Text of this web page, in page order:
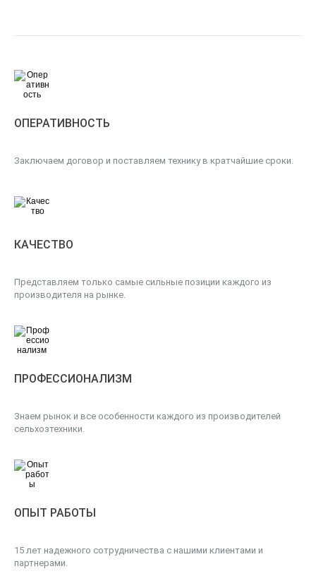
ОПЕРАТИВНОСТЬ
Заключаем договор и поставляем технику в кратчайшие сроки.
КАЧЕСТВО
Представляем только самые сильные позиции каждого из
производителя на рынке.
ПРОФЕССИОНАЛИЗМ
Знаем рынок и все особенности каждого из производителей
сельхозтехники.
ОПЫТ РАБОТЫ
15 лет надежного сотрудничества с нашими клиентами и
партнерами.